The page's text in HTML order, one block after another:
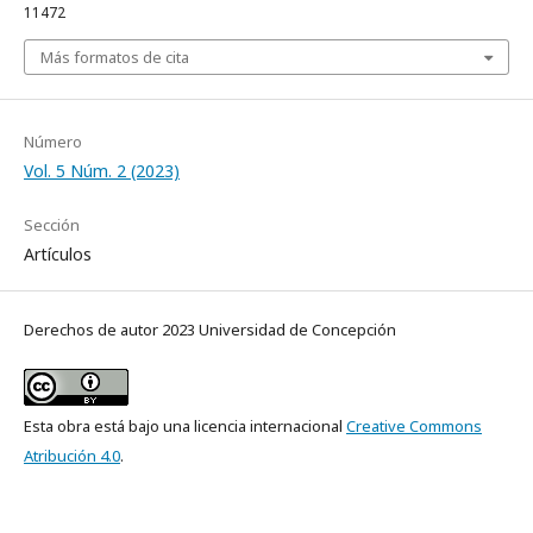
11472
Más formatos de cita
Número
Vol. 5 Núm. 2 (2023)
Sección
Artículos
Derechos de autor 2023 Universidad de Concepción
Esta obra está bajo una licencia internacional Creative Commons
Atribución 4.0.